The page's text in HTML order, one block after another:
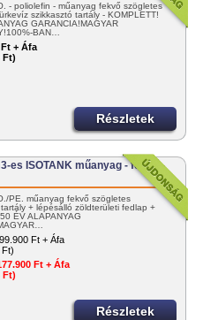
- poliolefin - műanyag fekvő szögletes
szikkasztó tartály - KOMPLETT!
GARANCIA!MAGYAR
BAN…
Ft + Áfa
Ft)
Részletek
es ISOTANK műanyag - fekvő -
PE. műanyag fekvő szögletes
+ lépésálló zöldterületi fedlap +
ÉV ALAPANYAG
Ft + Áfa
Ft)
Ft + Áfa
Ft)
Részletek